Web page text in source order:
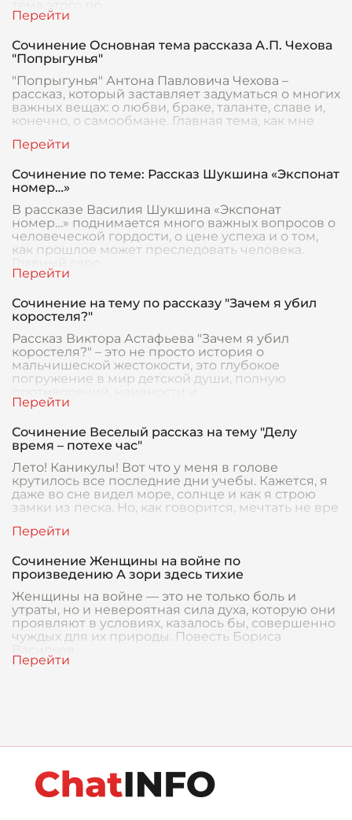
Сочинение Основная тема рассказа А.П. Чехова
"Попрыгунья"
"Попрыгунья" Антона Павловича Чехова –
рассказ, который заставляет задуматься о многих
важных вещах: о любви, браке, таланте, славе и,
конечно, о самообмане. Главная тема, как мне
Сочинение по теме: Рассказ Шукшина «Экспонат
номер…»
В рассказе Василия Шукшина «Экспонат
номер…» поднимается много важных вопросов о
человеческой гордости, о цене успеха и о том,
как прошлое может преследовать человека.
Главный геро
Сочинение на тему по рассказу "Зачем я убил
коростеля?"
Рассказ Виктора Астафьева "Зачем я убил
коростеля?" – это не просто история о
мальчишеской жестокости, это глубокое
погружение в мир детской души, полную
Сочинение Веселый рассказ на тему "Делу
время – потехе час"
Лето! Каникулы! Вот что у меня в голове
крутилось все последние дни учебы. Кажется, я
даже во сне видел море, солнце и как я строю
замки из песка. Но, как говорится, мечтать не вре
Сочинение Женщины на войне по
произведению А зори здесь тихие
Женщины на войне — это не только боль и
утраты, но и невероятная сила духа, которую они
проявляют в условиях, казалось бы, совершенно
чуждых для их природы. Повесть Бориса
Васильев